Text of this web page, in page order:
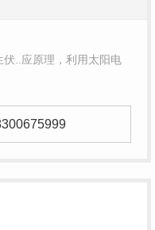
..应原理，利用太阳电